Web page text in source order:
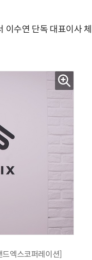
이수연 단독 대표이사
엑스코퍼레이션]